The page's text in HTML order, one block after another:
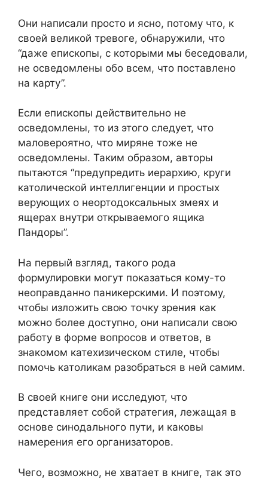
Они написали просто и ясно, потому что, к
своей великой тревоге, обнаружили, что
“даже епископы, с которыми мы беседовали,
не осведомлены обо всем, что поставлено
на карту”.
Если епископы действительно не
осведомлены, то из этого следует, что
маловероятно, что миряне тоже не
осведомлены. Таким образом, авторы
пытаются “предупредить иерархию, круги
католической интеллигенции и простых
верующих о неортодоксальных змеях и
ящерах внутри открываемого ящика
Пандоры”.
На первый взгляд, такого рода
формулировки могут показаться кому-то
неоправданно паникерскими. И поэтому,
чтобы изложить свою точку зрения как
можно более доступно, они написали свою
работу в форме вопросов и ответов, в
знакомом катехизическом стиле, чтобы
помочь католикам разобраться в ней самим.
В своей книге они исследуют, что
представляет собой стратегия, лежащая в
основе синодального пути, и каковы
намерения его организаторов.
Чего, возможно, не хватает в книге, так это